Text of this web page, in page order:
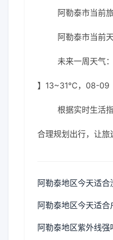
阿勒泰市当前
阿勒泰市当前
未来一周天气
】13~31℃，08-09
根据实时生活
合理规划出行，让旅
阿勒泰地区今天适合
阿勒泰地区今天适合
阿勒泰地区紫外线强